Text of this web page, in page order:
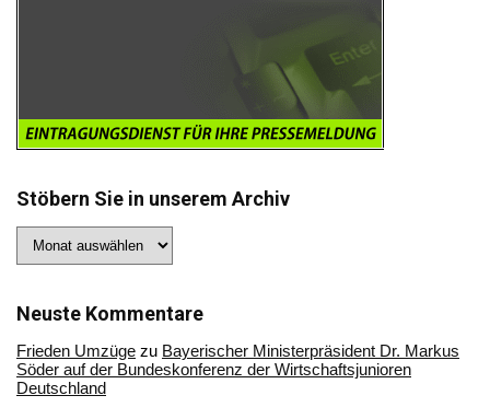
Stöbern Sie in unserem Archiv
Sie
Archiv
Neuste Kommentare
Frieden Umzüge zu Bayerischer Ministerpräsident Dr. Markus
Söder auf der Bundeskonferenz der Wirtschaftsjunioren
Deutschland